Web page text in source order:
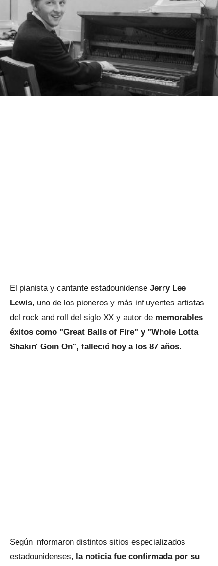
El pianista y cantante estadounidense Jerry Lee
Lewis, uno de los pioneros y más influyentes artistas
del rock and roll del siglo XX y autor de memorables
éxitos como "Great Balls of Fire" y "Whole Lotta
Shakin' Goin On", falleció hoy a los 87 años.
Según informaron distintos sitios especializados
estadounidenses, la noticia fue confirmada por su